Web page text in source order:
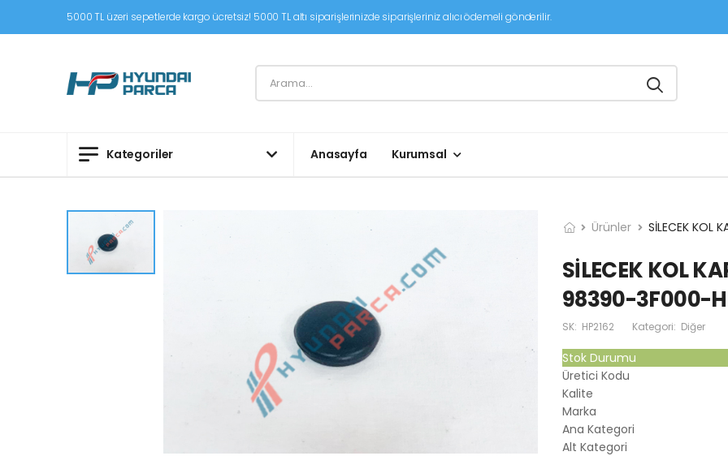
5000 TL üzeri sepetlerde kargo ücretsiz! 5000 TL altı siparişlerinizde siparişleriniz alıcı ödemeli gönderilir.
Kategoriler Anasayfa Kurumsal
Ürünler SİLECEK KOL
SİLECEK KOL
98390-3F000-
SK: HP2162 Kategori: Diğer
Stok Durumu
Üretici Kodu
Kalite
Marka
Ana Kategori
Alt Kategori